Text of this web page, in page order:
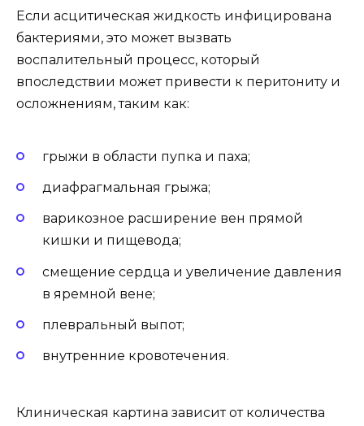
Если асцитическая жидкость инфицирована
бактериями, это может вызвать
воспалительный процесс, который
впоследствии может привести к перитониту и
осложнениям, таким как:
грыжи в области пупка и паха;
диафрагмальная грыжа;
варикозное расширение вен прямой
кишки и пищевода;
смещение сердца и увеличение давления
в яремной вене;
плевральный выпот;
внутренние кровотечения.
Клиническая картина зависит от количества